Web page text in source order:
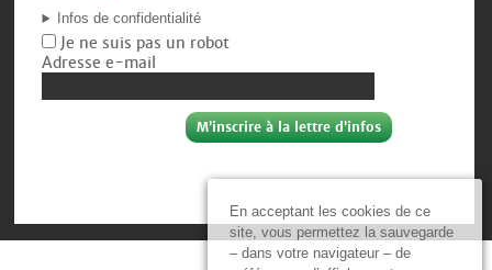
En acceptant les cookies de ce
site, vous permettez la sauvegarde
– dans votre navigateur – de
Infos de confidentialité
Je ne suis pas un robot
Adresse e-mail